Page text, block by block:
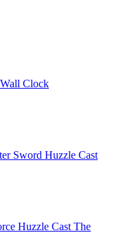
Clock
Huzzle Cast
Huzzle Cast The